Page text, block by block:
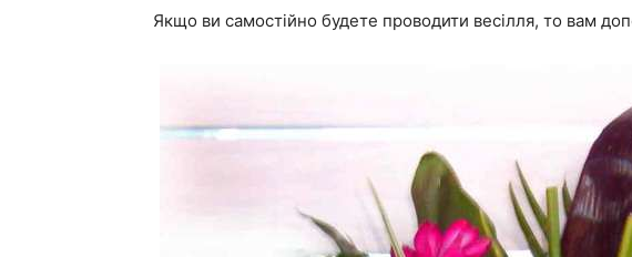
Якщо ви самостійно будете проводити весілля, то вам